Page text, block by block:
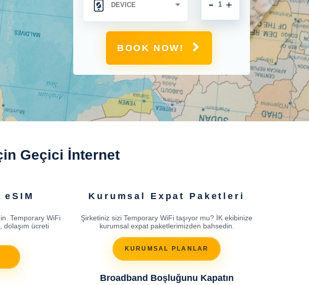
+
-
BOOK NOW!
Geçici İnternet
Temporary WiFi
dolaşım ücreti
Kurumsal Expat Paketleri
Şirketiniz sizi Temporary WiFi taşıyor mu? İK ekibinize
kurumsal expat paketlerimizden bahsedin.
KURUMSAL PLANLAR
Broadband Boşluğunu Kapatın